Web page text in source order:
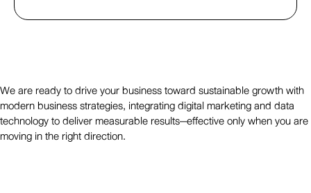
We are ready to drive your business toward sustainable growth with
modern business strategies, integrating digital marketing and data
technology to deliver measurable results—effective only when you are
moving in the right direction.